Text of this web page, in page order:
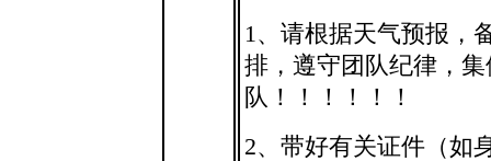
1、请根据天气预报，
排，遵守团队纪律，
队！！！！！！
2、带好有关证件（如